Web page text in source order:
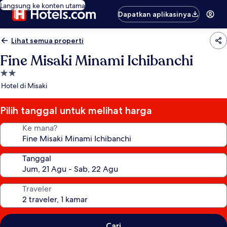
Langsung ke konten utama
Dapatkan aplikasinya
Lihat semua properti
Fine Misaki Minami Ichibanchi
Properti
bintang
Hotel di Misaki
Pilih tanggal untuk melihat harga
Ke mana?
Tanggal
Traveler